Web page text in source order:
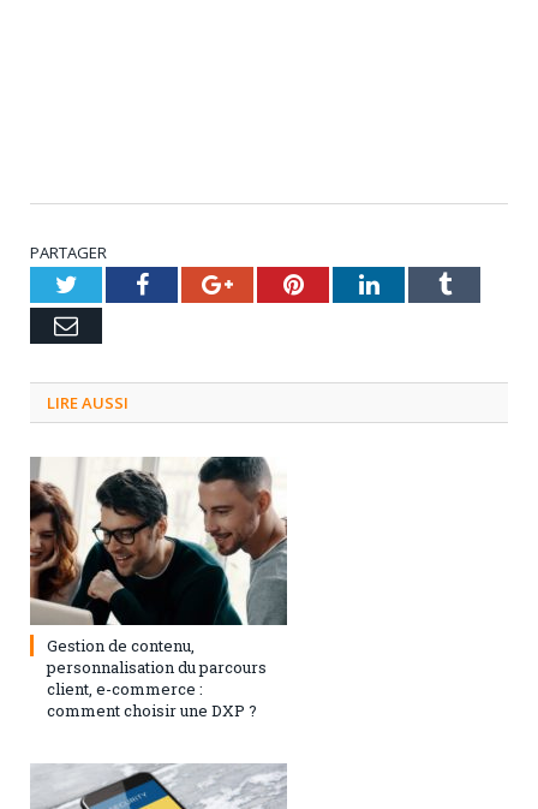
PARTAGER
TwitterFacebookGoogle+PinterestLinkedInTumblr
Email
LIRE AUSSI
3 septembre 2024
Gestion de contenu,
personnalisation du parcours
client, e-commerce :
comment choisir une DXP ?